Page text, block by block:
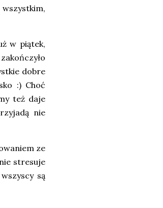
w piątek,
dobre
:) Choć
też daje
nie
ze
stresuje
są